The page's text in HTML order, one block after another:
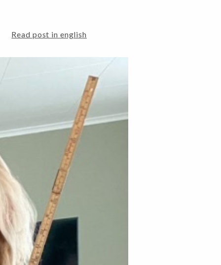
Read post in english